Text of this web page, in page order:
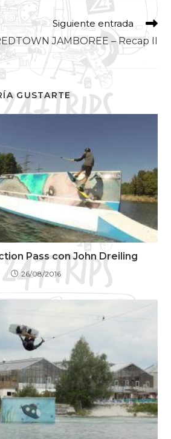
Siguiente entrada
JAMBOREE – Recap II
GUSTARTE
Pass con John Dreiling
26/08/2016